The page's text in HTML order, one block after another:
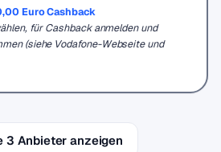
Euro Cashback
für Cashback anmelden und
(siehe Vodafone-Webseite und
3 Anbieter anzeigen